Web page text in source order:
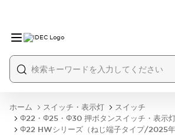
ホーム スイッチ・表示灯
スイッチ
Φ22・Φ25・Φ30 押ボタンスイッチ・表示
Φ22 HWシリーズ（ねじ端子タイプ/2025